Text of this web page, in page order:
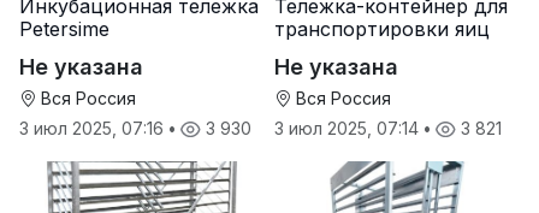
Инкубационная тележка
Petersime
Не указана
Вся Россия
3 июл 2025, 07:16 • 3 930
Тележка-контейнер для
транспортировки яиц
Не указана
Вся Россия
3 июл 2025, 07:14 • 3 821